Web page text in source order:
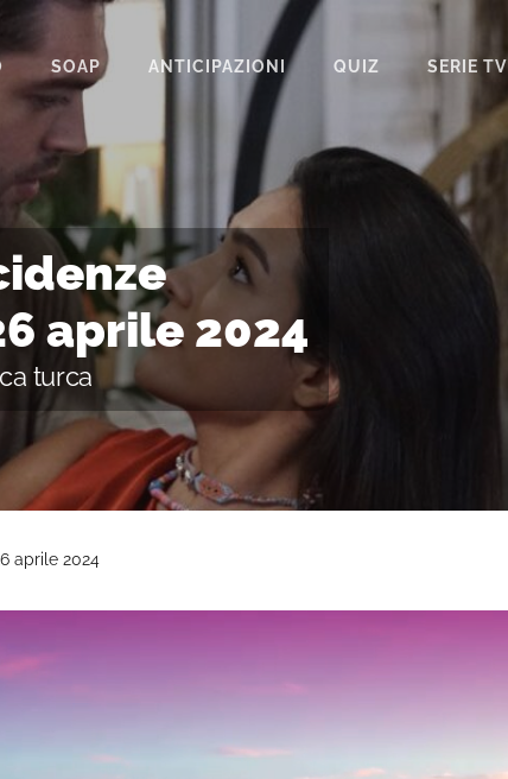
SOAP
BEAUTIFUL
IL PARADISO DELLE SIGNORE
LA PROMESSA
SEGRETI DI FAMIGLIA
TEMPESTA D’AMORE
UN POSTO AL SOLE
ANTICIPAZIONI QUIZ SERIE TV
aprile 2024
turca
aprile 2024